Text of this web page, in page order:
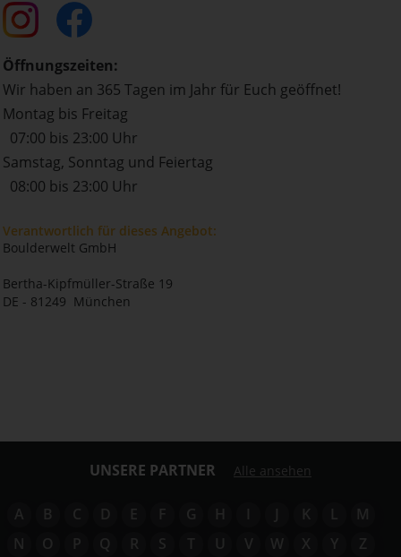
Öffnungszeiten:
Wir haben an 365 Tagen im Jahr für Euch geöffnet!
Montag bis Freitag
07:00 bis 23:00 Uhr
Samstag, Sonntag und Feiertag
08:00 bis 23:00 Uhr
Verantwortlich für dieses Angebot:
Boulderwelt GmbH
Bertha-Kipfmüller-Straße 19
DE - 81249 München
UNSERE PARTNER Alle ansehen
A B C D E F G H I J K L
M
N
O P Q R S T U V W X Y Z